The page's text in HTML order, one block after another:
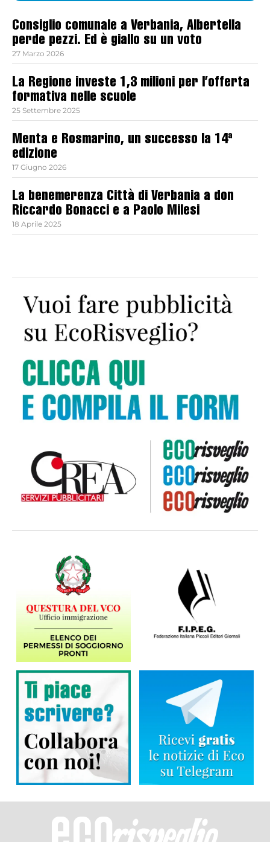
Consiglio comunale a Verbania, Albertella
perde pezzi. Ed è giallo su un voto
27 Marzo 2026
La Regione investe 1,3 milioni per l’offerta
formativa nelle scuole
25 Settembre 2025
Menta e Rosmarino, un successo la 14ª
edizione
17 Giugno 2026
La benemerenza Città di Verbania a don
Riccardo Bonacci e a Paolo Milesi
18 Aprile 2025